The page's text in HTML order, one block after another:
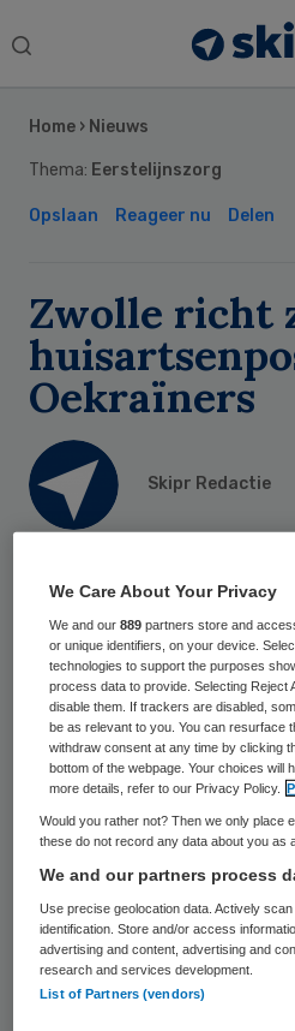
Search
Home › Nieuws
Thema: Eerstelijnszorg
Opslaan Reageer nu Delen
Zwolle richt
Oekraïners
Skipr Redactie
587 keer gelezen
De gemeente Zwolle
speciale
omdat de gewone
nieuwe patiënten
zegt een
bericht in de Stentor.
Zwolle telt honderden
door oorlog
“met stoom en kokend
Sidebar
We Care About Your Privacy
We and our889 partners store and
or unique identifiers, on your device.
technologies to support the purposes
process data to provide. Selecting Reject
disable them. If trackers are disabled,
be as relevant to you. You can resurface
withdraw consent at any time by clicking
bottom of the webpage. Your choices will
more details, refer to our Privacy Policy.
Would you rather not? Then we only place
these do not record any data about you as
We and our partners process
Use precise geolocation data. Actively
identification. Store and/or access
advertising and content, advertising and
research and services development.
List of Partners (vendors)